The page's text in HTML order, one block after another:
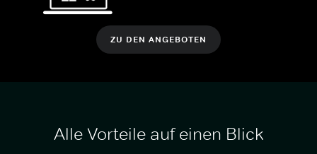
ZU DEN ANGEBOTEN
Alle Vorteile auf einen Blick